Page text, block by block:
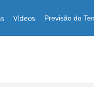
Vídeos Previsão do